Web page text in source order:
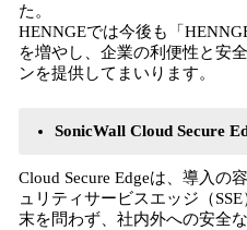
た。
HENNGEでは今後も「
を増やし、企業の利便性と安
ンを提供してまいります。
SonicWall Cloud Secure
Cloud Secure Edgeは、導入の
ュリティサービスエッジ（
末を問わず、社内外への安全